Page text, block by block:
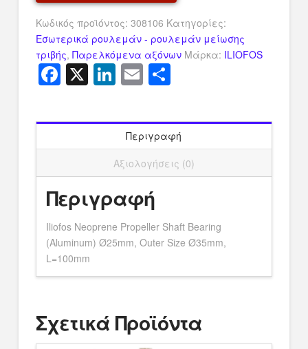
Propeller
Shaft
Bearing
(Aluminum)
Ø25mm,
Outer
Ø35mm,
ποσότητα
Κωδικός προϊόντος: 308106 Κατηγορίες:
Εσωτερικά ρουλεμάν - ρουλεμάν μείωσης
τριβής, Παρελκόμενα αξόνων Μάρκα: ILIOFOS
Facebook
X LinkedIn
Email
Περιγραφή
Αξιολογήσεις (0)
Περιγραφή
Iliofos Neoprene Propeller Shaft Bearing
(Aluminum) Ø25mm, Outer Size Ø35mm,
L=100mm
Σχετικά Προϊόντα